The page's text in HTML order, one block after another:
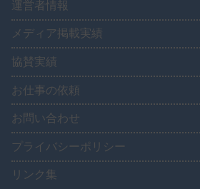
運営者情報
メディア掲載実績
協賛実績
お仕事の依頼
お問い合わせ
プライバシーポリシー
リンク集